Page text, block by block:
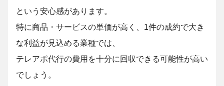
という安心感があります。
特に商品・サービスの単価が高く、1件の成約で大き
な利益が見込める業種では、
テレアポ代行の費用を十分に回収できる可能性が高い
でしょう。